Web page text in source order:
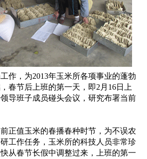
作，为2013年玉米所各项事业的蓬勃
春节后上班的第一天，即2月16日上
导班子成员碰头会议，研究布署当前
正值玉米的春播春种时节，为不误农
工作任务，玉米所的科技人员非常珍
从春节长假中调整过来，上班的第一